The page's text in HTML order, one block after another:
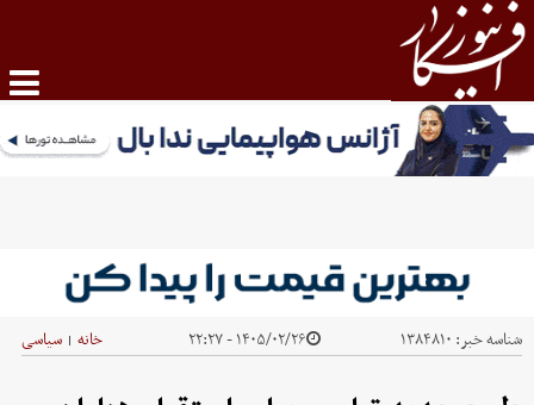
شناسه خبر: ۱۳۸۴۸۱۰ ۱۴۰۵/۰۲/۲۶ - ۲۲:۲۷ خانه | سیاسی